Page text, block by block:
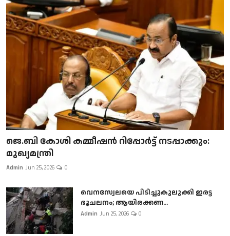
ജെ.ബി കോശി കമ്മീഷൻ റിപ്പോർട്ട് നടപ്പാക്കും:
മുഖ്യമന്ത്രി
Admin Jun 25, 2026 0
വെനസ്വേലയെ പിടിച്ചുകുലുക്കി ഇരട്ട
ഭൂചലനം; ആയിരക്കണ...
Admin Jun 25, 2026 0